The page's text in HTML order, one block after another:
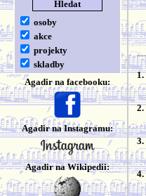
osoby
akce
projekty
skladby
Agadir na facebooku:
Agadir na Instagramu:
Agadir na Wikipedii:
1.
2.
3.
4.